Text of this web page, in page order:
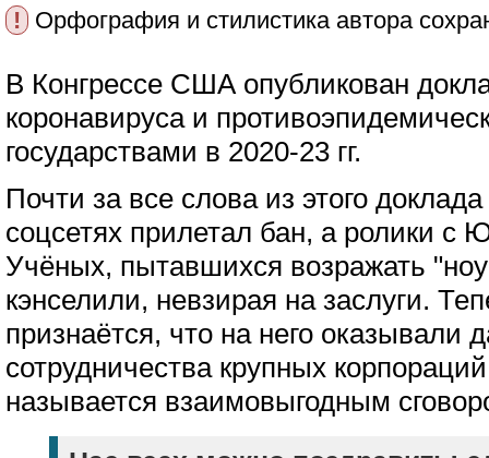
! Орфография и стилистика автора
В Конгрессе США опубликован
коронавируса и
государствами в 2020-23 гг.
Почти за все слова из этого
соцсетях прилетал бан, а ролики с
Учёных, пытавшихся возражать
кэнселили, невзирая на заслуги.
признаётся, что на него оказывали
сотрудничества крупных
называется взаимовыгодным